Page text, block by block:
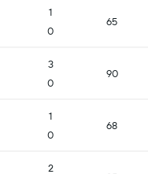
1
0
65
3
0
90
1
0
68
2